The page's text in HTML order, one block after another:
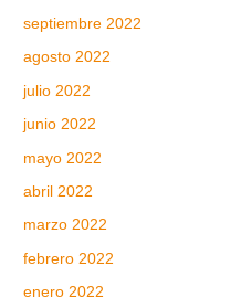
septiembre 2022
agosto 2022
julio 2022
junio 2022
mayo 2022
abril 2022
marzo 2022
febrero 2022
enero 2022